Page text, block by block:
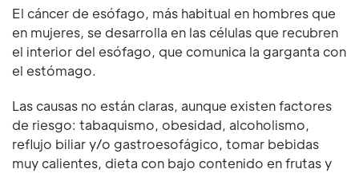
El cáncer de esófago, más habitual en hombres que
en mujeres, se desarrolla en las células que recubren
el interior del esófago, que comunica la garganta con
el estómago.
Las causas no están claras, aunque existen factores
de riesgo: tabaquismo, obesidad, alcoholismo,
reflujo biliar y/o gastroesofágico, tomar bebidas
muy calientes, dieta con bajo contenido en frutas y